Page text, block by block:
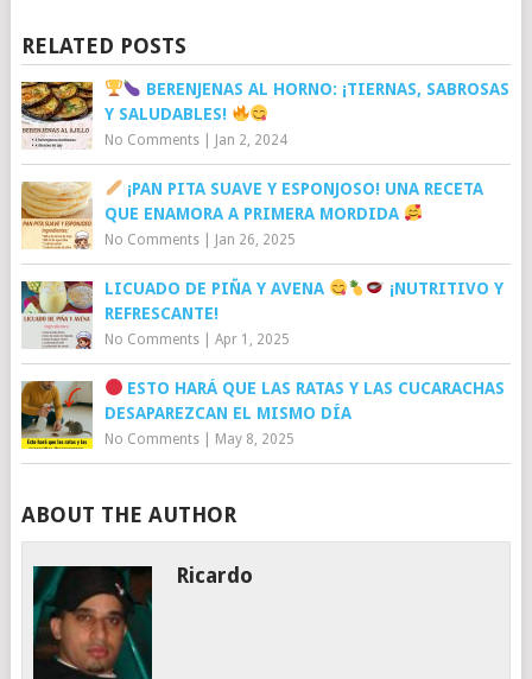
RELATED POSTS
BERENJENAS AL HORNO: ¡TIERNAS, SABROSAS
Y SALUDABLES!
No Comments| Jan 2, 2024
¡PAN PITA SUAVE Y ESPONJOSO! UNA RECETA
QUE ENAMORA A PRIMERA MORDIDA
No Comments| Jan 26, 2025
LICUADO DE PIÑA Y AVENA
¡NUTRITIVO Y
REFRESCANTE!
No Comments| Apr 1, 2025
ESTO HARÁ QUE LAS RATAS Y LAS CUCARACHAS
DESAPAREZCAN EL MISMO DÍA
No Comments| May 8, 2025
ABOUT THE AUTHOR
Ricardo